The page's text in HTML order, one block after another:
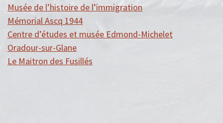
Musée de l’histoire de l’immigration
Mémorial Ascq 1944
Centre d’études et musée Edmond-Michelet
Oradour-sur-Glane
Le Maitron des Fusillés